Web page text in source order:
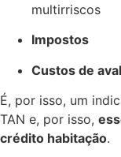
multirriscos
Impostos
Custos de
É, por isso, um
TAN e, por isso,
crédito habitação.